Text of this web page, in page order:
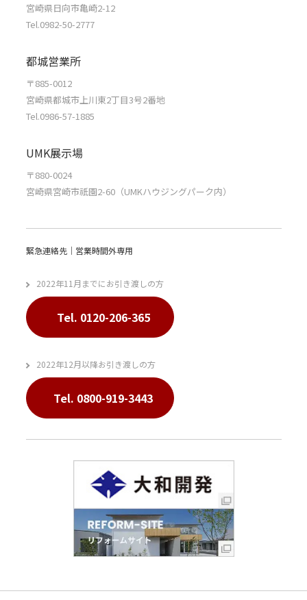
宮崎県日向市亀崎2-12
Tel.0982-50-2777
都城営業所
〒885-0012
宮崎県都城市上川東2丁目3号2番地
Tel.0986-57-1885
UMK展示場
〒880-0024
宮崎県宮崎市祇園2-60（UMKハウジングパーク内）
緊急連絡先｜営業時間外専用
2022年11月までにお引き渡しの方
Tel. 0120-206-365
2022年12月以降お引き渡しの方
Tel. 0800-919-3443